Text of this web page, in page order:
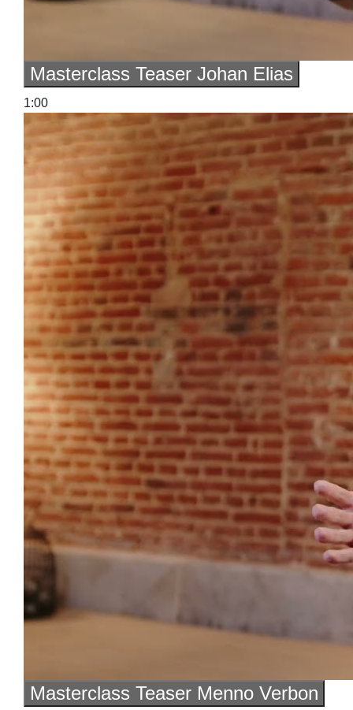
Masterclass Teaser Johan Elias
1:00
Masterclass Teaser Menno Verbon